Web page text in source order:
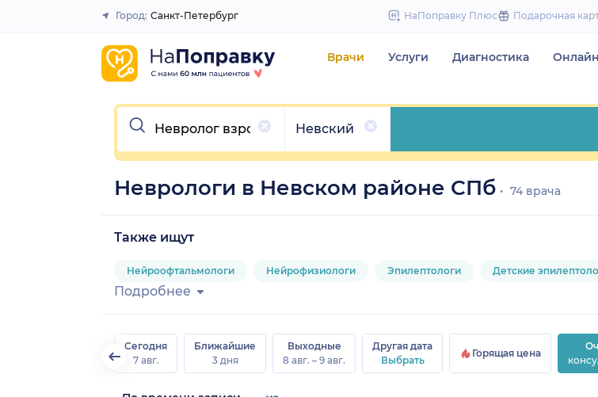
to
Закрыть
Город: Санкт-Петербург НаПоправку Плюс Подарочная
Врачи Услуги Диагностика
Очистить
Невский
Неврологи в Невском районе СПб 74 врача
Также ищут
Нейроофтальмологи Нейрофизиологи Эпилептологи Детские
Подробнее
Сегодня
7 авг.
Ближайшие
3 дня
Выходные
8 авг. – 9 авг.
Другая дата
Выбрать
Горящая цена